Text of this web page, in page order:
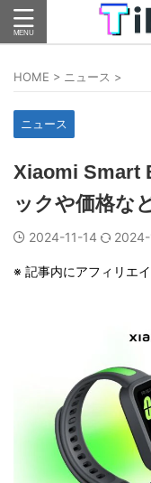
HOME > ニュース >
ニュース
Xiaomi Smart
ックや価格な
2024-11-14
※ 記事内にアフィリエ